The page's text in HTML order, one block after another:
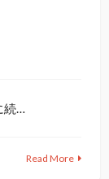
続…
Read More